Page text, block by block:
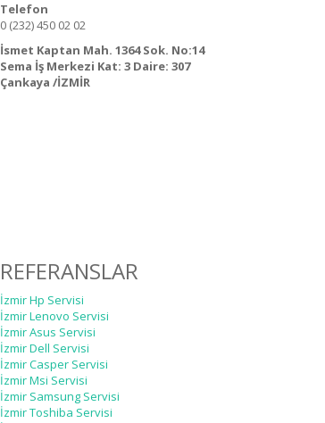
Telefon
0 (232) 450 02 02
İsmet Kaptan Mah. 1364 Sok. No:14
Sema İş Merkezi Kat: 3 Daire: 307
Çankaya /İZMİR
REFERANSLAR
İzmir Hp Servisi
İzmir Lenovo Servisi
İzmir Asus Servisi
İzmir Dell Servisi
İzmir Casper Servisi
İzmir Msi Servisi
İzmir Samsung Servisi
İzmir Toshiba Servisi